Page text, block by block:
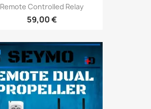
Remote Controlled Relay
59,00 €